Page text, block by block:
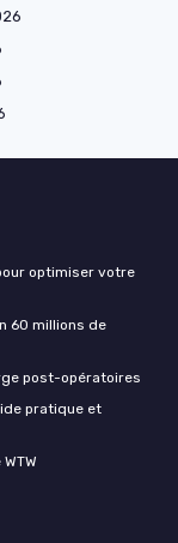
optimiser votre
60 millions de
post-opératoires
pratique et